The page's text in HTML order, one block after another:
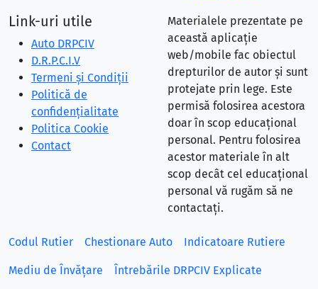
Link-uri utile
Auto DRPCIV
D.R.P.C.I.V
Termeni și Condiții
Politică de
confidențialitate
Politica Cookie
Contact
Materialele prezentate pe
această aplicație
web/mobile fac obiectul
drepturilor de autor și sunt
protejate prin lege. Este
permisă folosirea acestora
doar în scop educațional
personal. Pentru folosirea
acestor materiale în alt
scop decât cel educațional
personal vă rugăm să ne
contactați.
Codul Rutier Chestionare Auto Indicatoare Rutiere
Mediu de Învățare Întrebările DRPCIV Explicate